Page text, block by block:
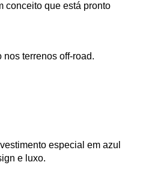
conceito que está pronto
terrenos off-road.
especial em azul
e luxo.